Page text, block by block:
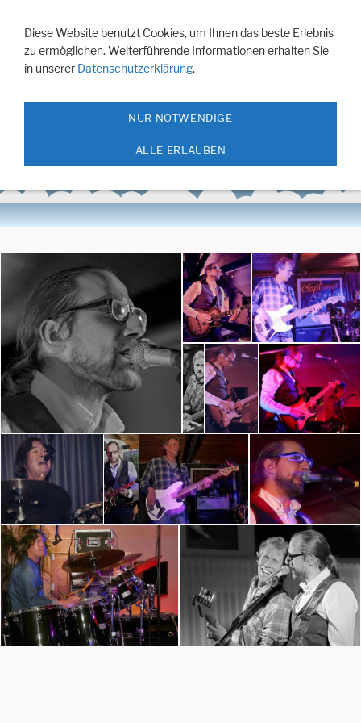
Claptunes
Eröffnung des Konzertjahres 2018 der
Klangfabrik Kleve am18.1.2018
Diese Website benutzt Cookies, um Ihnen das beste Erlebnis
zu ermöglichen. Weiterführende Informationen erhalten Sie
in unserer Datenschutzerklärung.
NUR NOTWENDIGE
ALLE ERLAUBEN